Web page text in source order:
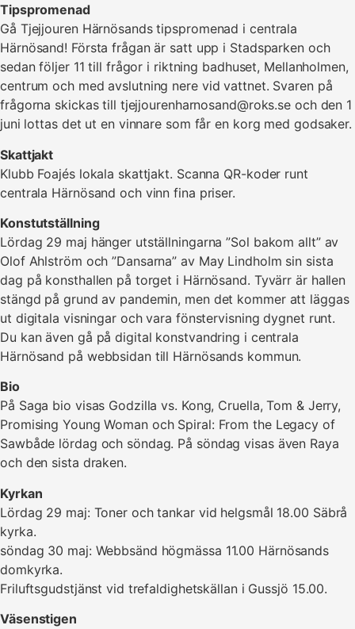
Tipspromenad
Gå Tjejjouren Härnösands tipspromenad i centrala
Härnösand! Första frågan är satt upp i Stadsparken och
sedan följer 11 till frågor i riktning badhuset, Mellanholmen,
centrum och med avslutning nere vid vattnet. Svaren på
frågorna skickas till tjejjourenharnosand@roks.se och den 1
juni lottas det ut en vinnare som får en korg med godsaker.
Skattjakt
Klubb Foajés lokala skattjakt. Scanna QR-koder runt
centrala Härnösand och vinn fina priser.
Konstutställning
Lördag 29 maj hänger utställningarna ”Sol bakom allt” av
Olof Ahlström och ”Dansarna” av May Lindholm sin sista
dag på konsthallen på torget i Härnösand. Tyvärr är hallen
stängd på grund av pandemin, men det kommer att läggas
ut digitala visningar och vara fönstervisning dygnet runt.
Du kan även gå på digital konstvandring i centrala
Härnösand på webbsidan till Härnösands kommun.
Bio
På Saga bio visas Godzilla vs. Kong, Cruella, Tom & Jerry,
Promising Young Woman och Spiral: From the Legacy of
Sawbåde lördag och söndag. På söndag visas även Raya
och den sista draken.
Kyrkan
Lördag 29 maj: Toner och tankar vid helgsmål 18.00 Säbrå
kyrka.
söndag 30 maj: Webbsänd högmässa 11.00 Härnösands
domkyrka.
Friluftsgudstjänst vid trefaldighetskällan i Gussjö 15.00.
Väsenstigen